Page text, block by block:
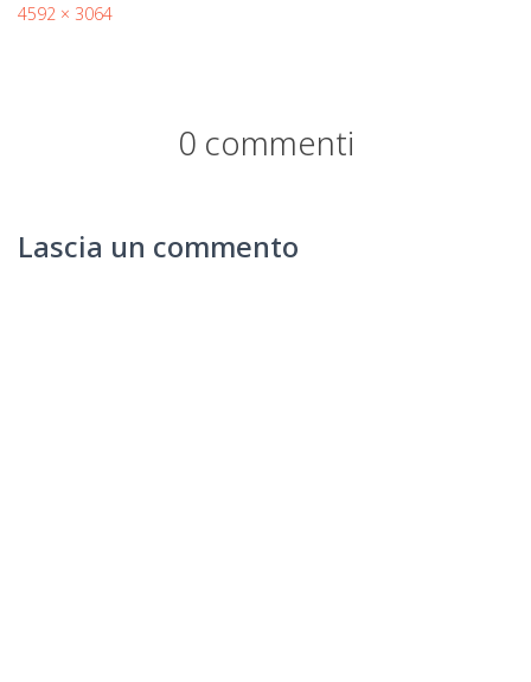
4592 × 3064
0 commenti
Lascia un commento